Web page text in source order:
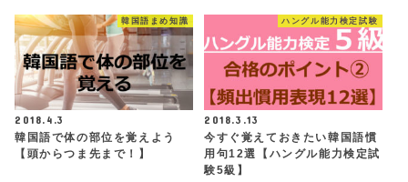
韓国語まめ知識
2018.4.3
韓国語で体の部位を覚えよう
【頭からつま先まで！】
ハングル能力検定試験
2018.3.13
今すぐ覚えておきたい韓国語慣
用句12選【ハングル能力検定試
験5級】